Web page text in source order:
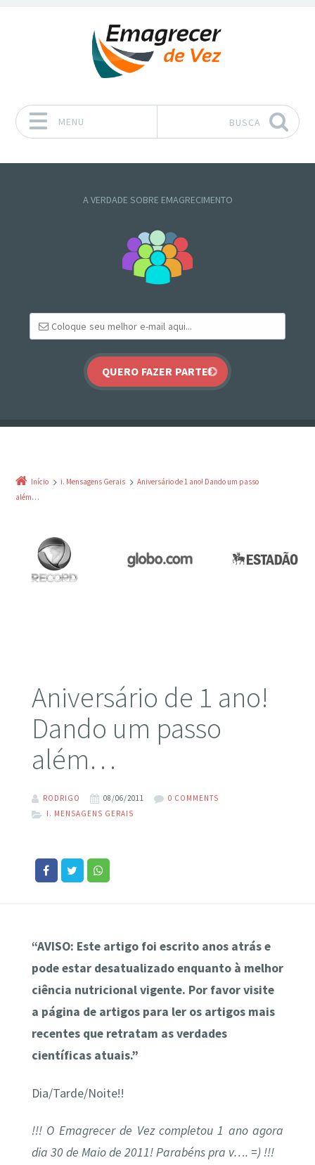
MENU BUSCA
A VERDADE SOBRE EMAGRECIMENTO
Início i. Mensagens Gerais
Aniversário de 1 ano! Dando um passo
além…
Aniversário de 1 ano!
Dando um passo
além…
RODRIGO 08/06/2011
0 COMMENTS
I. MENSAGENS GERAIS
“AVISO: Este artigo foi escrito anos atrás e
pode estar desatualizado enquanto à melhor
ciência nutricional vigente. Por favor visite
a página de artigos para ler os artigos mais
recentes que retratam as verdades
científicas atuais.”
Dia/Tarde/Noite!!
!!! O Emagrecer de Vez completou 1 ano agora
dia 30 de Maio de 2011! Parabéns pra v…. =) !!!